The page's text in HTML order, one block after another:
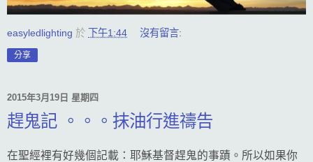
easyledlighting 於 下午1:44 沒有留言:
分享
2015年3月19日 星期四
趕鬼記 。。。抹油行進禱告
在聖經裡有好幾個記載：耶穌基督趕鬼的事蹟。所以如果你